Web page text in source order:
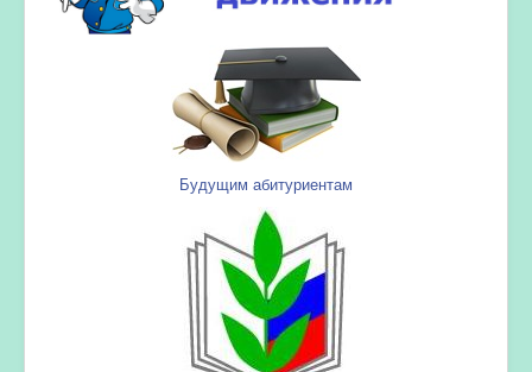
Будущим абитуриентам